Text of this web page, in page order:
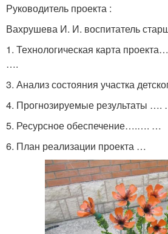
Руководитель проекта :
Вахрушева И. И. воспитатель
1. Технологическая карта
….
3. Анализ состояния участка
4. Прогнозируемые результаты ….
5. Ресурсное обеспечение….…. …
6. План реализации проекта …